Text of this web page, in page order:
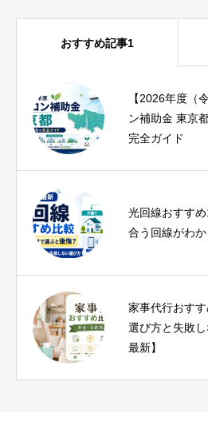
おすすめ記事1
【2026年度（
ン補助金 東京
完全ガイド
光回線おすす
合う回線がわか
家事代行おす
選び方と失敗
最新】
iPhone17eと
ユーザーが1分
き
種類・費用・
を解説
ピラティス資
類・費用・期